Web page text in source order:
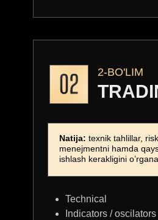
2-BO'LIM
Technical
Indicators / oscilators
Natija: texnik tahlillar,
menejmentni hamda
ishlash kerakligini